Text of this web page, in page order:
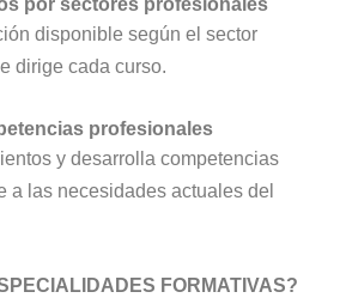
por sectores profesionales
disponible según el sector
dirige cada curso.
profesionales
y desarrolla competencias
a las necesidades actuales del
FORMATIVAS?